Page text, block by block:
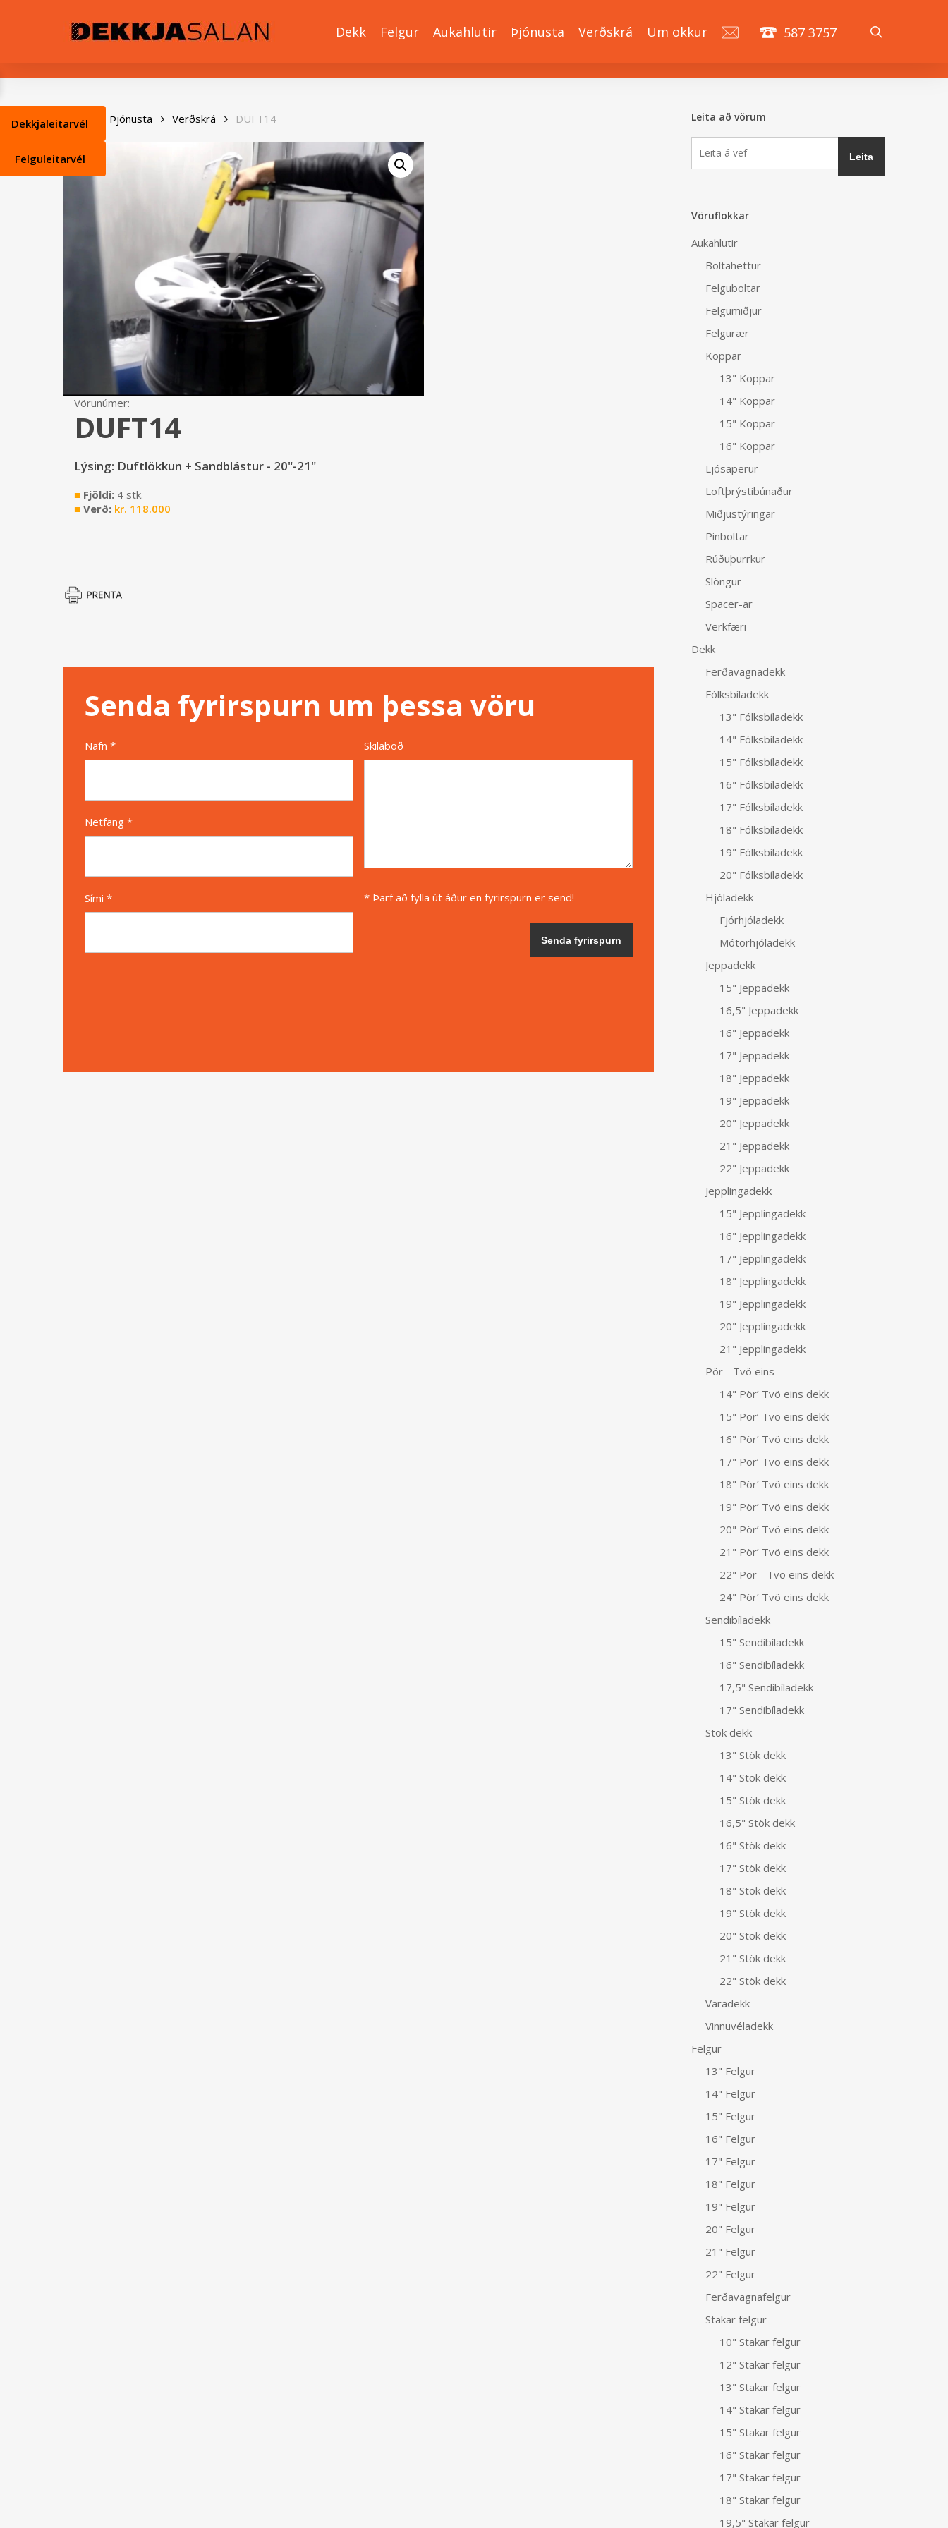
Dekk Felgur Aukahlutir Þjónusta Verðskrá Um okkur 587 3757
Heim Þjónusta Verðskrá DUFT14
Vörunúmer:
DUFT14
Lýsing: Duftlökkun + Sandblástur - 20"-21"
■ Fjöldi: 4 stk.
■ Verð: kr. 118.000
Senda fyrirspurn um þessa vöru
Nafn *
Netfang *
Sími *
Skilaboð
* Þarf að fylla út áður en fyrirspurn er send!
Leita að vörum
Vöruflokkar
Aukahlutir
Boltahettur
Felguboltar
Felgumiðjur
Felgurær
Koppar
13" Koppar
14" Koppar
15" Koppar
16" Koppar
Ljósaperur
Loftþrýstibúnaður
Miðjustýringar
Pinboltar
Rúðuþurrkur
Slöngur
Spacer-ar
Verkfæri
Dekk
Ferðavagnadekk
Fólksbíladekk
13" Fólksbíladekk
14" Fólksbíladekk
15" Fólksbíladekk
16" Fólksbíladekk
17" Fólksbíladekk
18" Fólksbíladekk
19" Fólksbíladekk
20" Fólksbíladekk
Hjóladekk
Fjórhjóladekk
Mótorhjóladekk
Jeppadekk
15" Jeppadekk
16,5" Jeppadekk
16" Jeppadekk
17" Jeppadekk
18" Jeppadekk
19" Jeppadekk
20" Jeppadekk
21" Jeppadekk
22" Jeppadekk
Jepplingadekk
15" Jepplingadekk
16" Jepplingadekk
17" Jepplingadekk
18" Jepplingadekk
19" Jepplingadekk
20" Jepplingadekk
21" Jepplingadekk
Pör - Tvö eins
14" Pör’ Tvö eins dekk
15" Pör’ Tvö eins dekk
16" Pör’ Tvö eins dekk
17" Pör’ Tvö eins dekk
18" Pör’ Tvö eins dekk
19" Pör’ Tvö eins dekk
20" Pör’ Tvö eins dekk
21" Pör’ Tvö eins dekk
22" Pör - Tvö eins dekk
24" Pör’ Tvö eins dekk
Sendibíladekk
15" Sendibíladekk
16" Sendibíladekk
17,5" Sendibíladekk
17" Sendibíladekk
Stök dekk
13" Stök dekk
14" Stök dekk
15" Stök dekk
16,5" Stök dekk
16" Stök dekk
17" Stök dekk
18" Stök dekk
19" Stök dekk
20" Stök dekk
21" Stök dekk
22" Stök dekk
Varadekk
Vinnuvéladekk
Felgur
13" Felgur
14" Felgur
15" Felgur
16" Felgur
17" Felgur
18" Felgur
19" Felgur
20" Felgur
21" Felgur
22" Felgur
Ferðavagnafelgur
Stakar felgur
10" Stakar felgur
12" Stakar felgur
13" Stakar felgur
14" Stakar felgur
15" Stakar felgur
16" Stakar felgur
17" Stakar felgur
18" Stakar felgur
19,5" Stakar felgur
Dekkjaleitarvél
Felguleitarvél